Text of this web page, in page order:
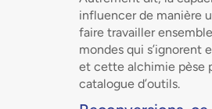
influencer de manière
faire travailler
mondes qui s’ignorent
et cette alchimie pèse
catalogue d’outils.